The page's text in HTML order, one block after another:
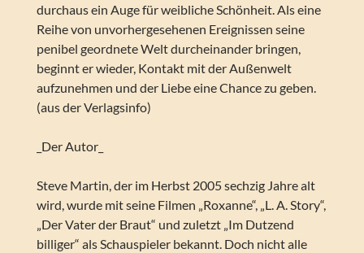
durchaus ein Auge für weibliche Schönheit. Als eine
Reihe von unvorhergesehenen Ereignissen seine
penibel geordnete Welt durcheinander bringen,
beginnt er wieder, Kontakt mit der Außenwelt
aufzunehmen und der Liebe eine Chance zu geben.
(aus der Verlagsinfo)
_Der Autor_
Steve Martin, der im Herbst 2005 sechzig Jahre alt
wird, wurde mit seine Filmen „Roxanne“, „L. A. Story“,
„Der Vater der Braut“ und zuletzt „Im Dutzend
billiger“ als Schauspieler bekannt. Doch nicht alle